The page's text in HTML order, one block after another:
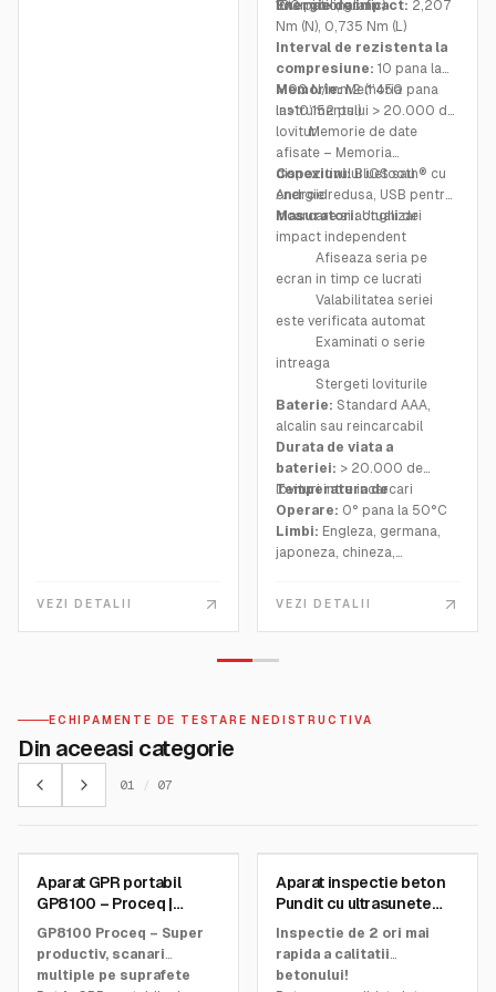
VEZI DETALII
international.
100 pixeli, grafic)
Energie de impact: 2,207
Nm (N), 0,735 Nm (L)
Interval de rezistenta la
compresiune: 10 pana la
>100 N/mm2 (1’450 pana
la>10’152 psi)
Memorie:Memoria
instrumentului > 20.000 de
lovituri
Memorie de date
afisate – Memoria
dispozitivului iOS sau
Android
Conexiuni:Bluetooth® cu
energie redusa, USB pentru
incarcare si actualizari
Masuratori:Unghi de
impact independent
Afiseaza seria pe
ecran in timp ce lucrati
Valabilitatea seriei
este verificata automat
Examinati o serie
intreaga
Stergeti loviturile
Baterie: Standard AAA,
alcalin sau reincarcabil
Durata de viata a
bateriei: > 20.000 de
lovituri intre incarcari
Temperatura de
Operare: 0° pana la 50°C
Limbi: Engleza, germana,
japoneza, chineza,
VEZI DETALII
ECHIPAMENTE DE TESTARE NEDISTRUCTIVA
Din aceeasi categorie
01 / 07
SKU:39375101
Aparat GPR portabil
GP8100 – Proceq |
tecnos.ro
GP8100 Proceq – Super
productiv, scanari
multiple pe suprafete
SKU:32540400
Aparat inspectie beton
Pundit cu ultrasunete
PD8050 – Proceq
Inspectie de 2 ori mai
rapida a calitatii
betonului!